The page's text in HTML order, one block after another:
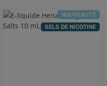
NOUVEAUTÉ
SELS DE NICOTINE